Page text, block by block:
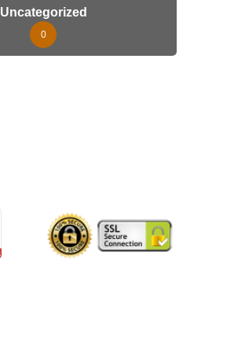
Uncategorized
0